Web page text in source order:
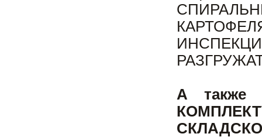
А также